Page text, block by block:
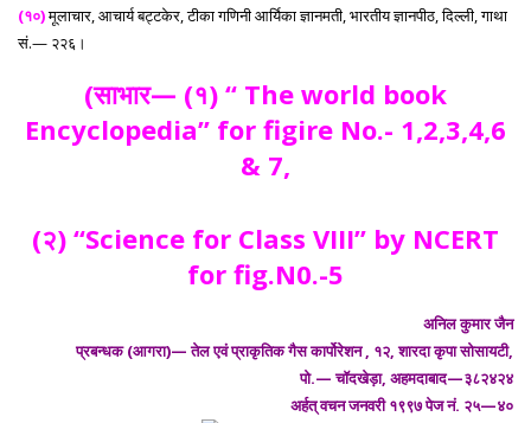
(१०)मूलाचार, आचार्य बट्टकेर, टीका गणिनी आर्यिका ज्ञानमती, भारतीय ज्ञानपीठ, दिल्ली, गाथा
सं.— २२६।
(साभार— (१) ‘‘ The world book
Encyclopedia’’ for figire No.- 1,2,3,4,6
& 7,
(२) ‘‘Science for Class VIII’’ by NCERT
for fig.N0.-5
अनिल कुमार जैन
प्रबन्धक (आगरा)— तेल एवं प्राकृतिक गैस कार्पोरेशन , १२, शारदा कृपा सोसायटी,
पो.— चॉदखेड़ा, अहमदाबाद—३८२४२४
अर्हत् वचन जनवरी १९९७ पेज नं. २५—४०